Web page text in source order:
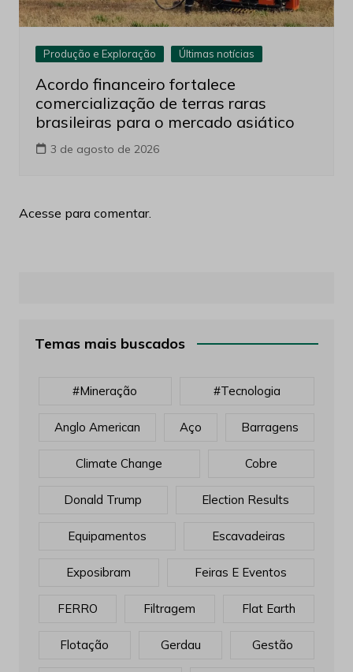
Produção e Exploração Últimas notícias
Acordo financeiro fortalece
comercialização de terras raras
brasileiras para o mercado asiático
3 de agosto de 2026
Acesse para comentar.
Temas mais buscados
#mineração #tecnologia
Anglo American Aço Barragens
Climate Change Cobre
Donald Trump Election Results
Equipamentos Escavadeiras
Exposibram Feiras E Eventos
FERRO Filtragem Flat Earth
Flotação Gerdau Gestão